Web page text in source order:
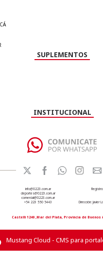
SUPLEMENTOS
INSTITUCIONAL
info@0223.com.ar
deportes@0223.com.ar
comercial@0223.com.ar
+54 223 550 5443
Dirección: Javier
Castelli 1240 ,Mar del Plata, Provincia de Buenos
Mustang Cloud - CMS para